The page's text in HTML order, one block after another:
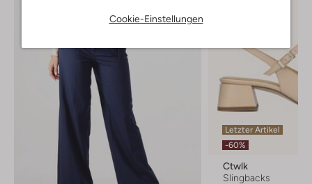
Cookie-Einstellungen
Letzter Artikel
-60%
Ctwlk
Slingbacks